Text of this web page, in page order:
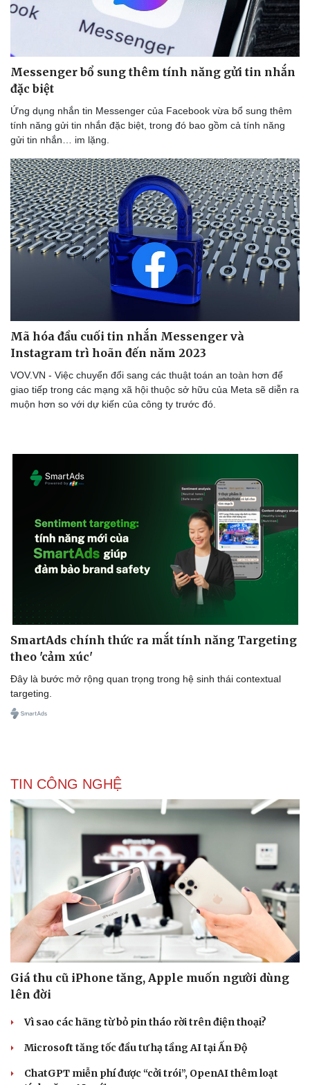
Thể thao
Bóng đá
Lịch thi đấu bóng đá
Thế giới thể thao
eSports
Hậu trường
Ô tô
Xe máy
Tư vấn
Messenger bổ sung thêm tính năng gửi tin nhắn
đặc biệt
Ứng dụng nhắn tin Messenger của Facebook vừa bổ sung thêm
tính năng gửi tin nhắn đặc biệt, trong đó bao gồm cả tính năng
gửi tin nhắn… im lặng.
Mã hóa đầu cuối tin nhắn Messenger và
Instagram trì hoãn đến năm 2023
VOV.VN - Việc chuyển đổi sang các thuật toán an toàn hơn để
giao tiếp trong các mạng xã hội thuộc sở hữu của Meta sẽ diễn ra
muộn hơn so với dự kiến ​​của công ty trước đó.
SmartAds chính thức ra mắt tính năng Targeting
theo 'cảm xúc'
Đây là bước mở rộng quan trọng trong hệ sinh thái contextual
targeting.
TIN CÔNG NGHỆ
Giá thu cũ iPhone tăng, Apple muốn người dùng
lên đời
Vì sao các hãng từ bỏ pin tháo rời trên điện thoại?
Microsoft tăng tốc đầu tư hạ tầng AI tại Ấn Độ
ChatGPT miễn phí được “cởi trói”, OpenAI thêm loạt